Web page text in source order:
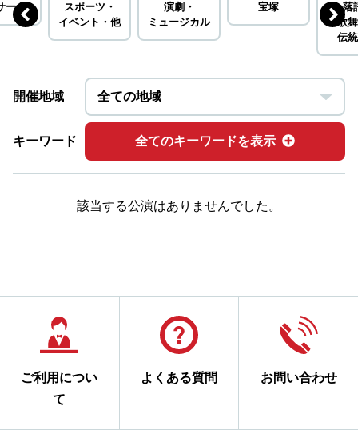
ート
スポーツ・
イベント・ 他
演劇・
ミュージカル
宝塚
落
歌
伝
開催地域
キーワード 全てのキーワードを表示
該当する公演はありませんでした。
ご利用につい
て
よくある質問 お問い合わせ